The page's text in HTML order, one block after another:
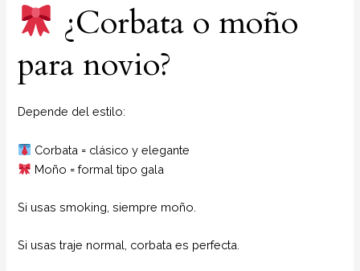
¿Corbata o moño
para novio?
Depende del estilo:
Corbata = clásico y elegante
Moño = formal tipo gala
Si usas smoking, siempre moño.
Si usas traje normal, corbata es perfecta.